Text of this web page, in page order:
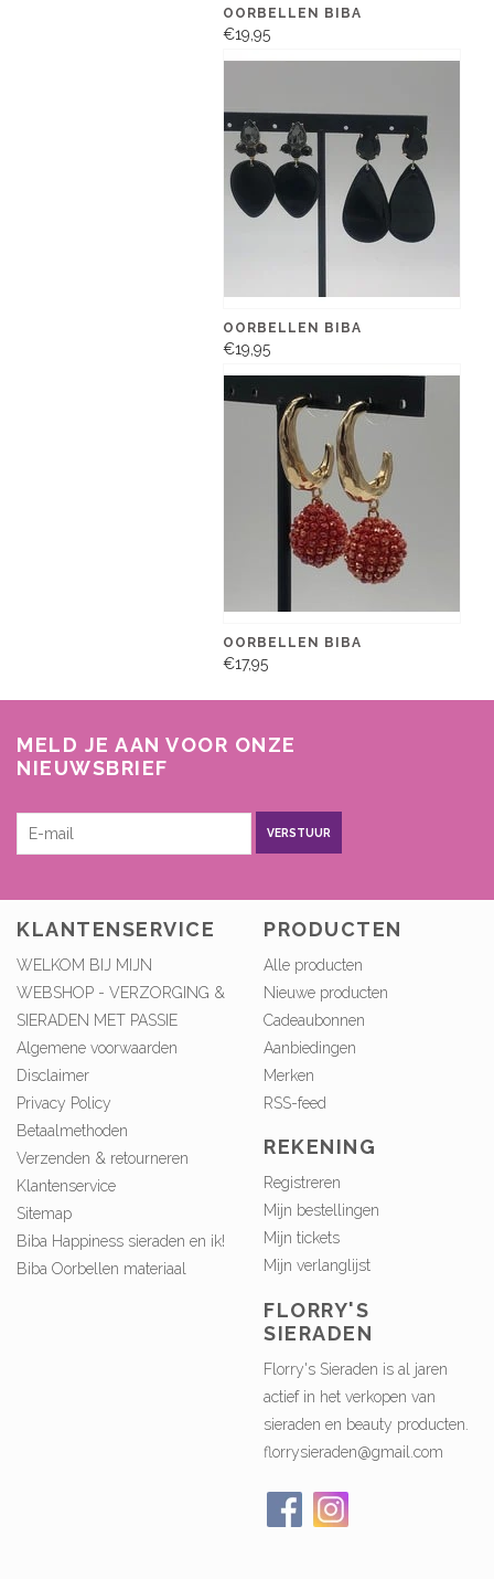
OORBELLEN BIBA
€19,95
OORBELLEN BIBA
€19,95
OORBELLEN BIBA
€17,95
MELD JE AAN VOOR ONZE
NIEUWSBRIEF
VERSTUUR
KLANTENSERVICE
WELKOM BIJ MIJN
WEBSHOP - VERZORGING &
SIERADEN MET PASSIE
Algemene voorwaarden
Disclaimer
Privacy Policy
Betaalmethoden
Verzenden & retourneren
Klantenservice
Sitemap
Biba Happiness sieraden en ik!
Biba Oorbellen materiaal
PRODUCTEN
Alle producten
Nieuwe producten
Cadeaubonnen
Aanbiedingen
Merken
RSS-feed
REKENING
Registreren
Mijn bestellingen
Mijn tickets
Mijn verlanglijst
FLORRY'S
SIERADEN
Florry's Sieraden is al jaren
actief in het verkopen van
sieraden en beauty producten.
florrysieraden@gmail.com